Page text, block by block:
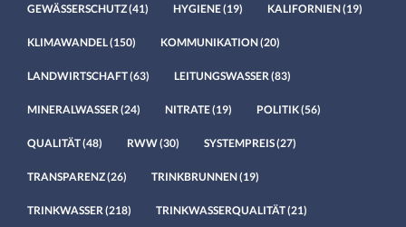
GEWÄSSERSCHUTZ(41) HYGIENE(19) KALIFORNIEN(19)
KLIMAWANDEL(150) KOMMUNIKATION(20)
LANDWIRTSCHAFT(63) LEITUNGSWASSER (83)
MINERALWASSER (24) NITRATE(19) POLITIK(56)
QUALITÄT(48) RWW(30) SYSTEMPREIS(27)
TRANSPARENZ(26) TRINKBRUNNEN(19)
TRINKWASSER (218) TRINKWASSERQUALITÄT(21)